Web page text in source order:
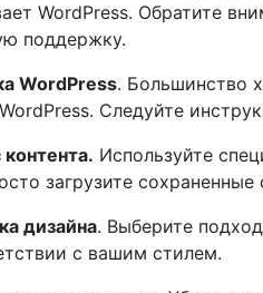
WordPress. Обратите
поддержку.
WordPress. Большинство
Следуйте
Используйте
загрузите
дизайна. Выберите
с вашим стилем.